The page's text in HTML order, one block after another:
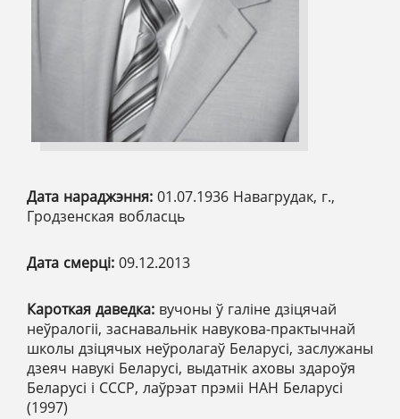
Дата нараджэння: 01.07.1936 Навагрудак, г.,
Гродзенская вобласць
Дата смерці: 09.12.2013
Кароткая даведка: вучоны ў галіне дзіцячай
неўралогіі, заснавальнік навукова-практычнай
школы дзіцячых неўролагаў Беларусі, заслужаны
дзеяч навукі Беларусі, выдатнік аховы здароўя
Беларусі і СССР, лаўрэат прэміі НАН Беларусі
(1997)